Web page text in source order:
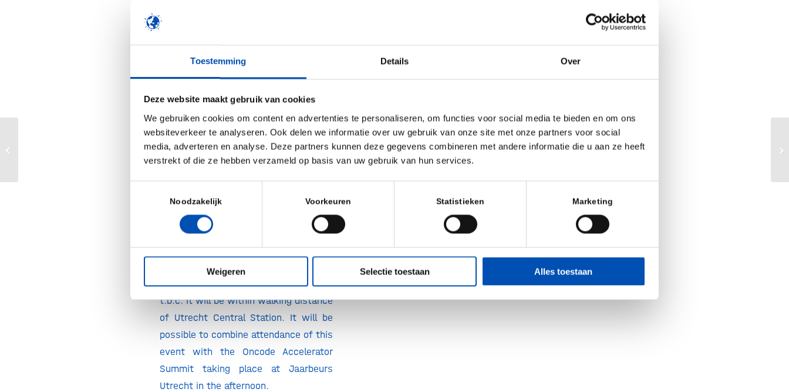
Toestemming Details Over
Deze website maakt gebruik van cookies
We gebruiken cookies om content en advertenties te personaliseren, om functies voor social media te bieden en om ons
websiteverkeer te analyseren. Ook delen we informatie over uw gebruik van onze site met onze partners voor social
media, adverteren en analyse. Deze partners kunnen deze gegevens combineren met andere informatie die u aan ze heeft
verstrekt of die ze hebben verzameld op basis van uw gebruik van hun services.
Noodzakelijk Voorkeuren Statistieken Marketing
Weigeren Selectie toestaan Alles toestaan
automation of manual processes, and
improvement of quality control and
release testing.
NanoCell Tx, NecstGen and SymCel as
well as Johnson & Johnson, to explore
innovation and collaboration in this
space.
When?
4 December 2025
09:00 – 12:30 CET
15:00 – 18:30 CST
Where?
Utrecht or online. The venue is still
t.b.c. It will be within walking distance
of Utrecht Central Station. It will be
possible to combine attendance of this
event with the Oncode Accelerator
Summit taking place at Jaarbeurs
Utrecht in the afternoon.